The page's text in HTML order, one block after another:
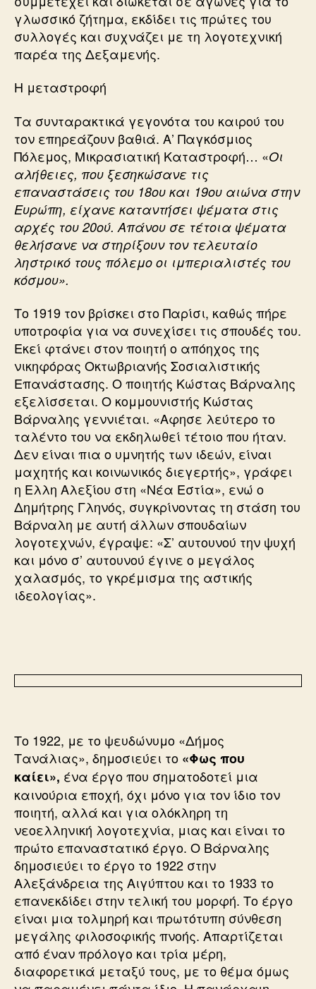
γλωσσικό ζήτημα, εκδίδει τις πρώτες του
συλλογές και συχνάζει με τη λογοτεχνική
παρέα της Δεξαμενής.
Η μεταστροφή
Τα συνταρακτικά γεγονότα του καιρού του
τον επηρεάζουν βαθιά. Α’ Παγκόσμιος
Πόλεμος, Μικρασιατική Καταστροφή… «Οι
αλήθειες, που ξεσηκώσανε τις
επαναστάσεις του 18ου και 19ου αιώνα στην
Ευρώπη, είχανε καταντήσει ψέματα στις
αρχές του 20ού. Απάνου σε τέτοια ψέματα
θελήσανε να στηρίξουν τον τελευταίο
ληστρικό τους πόλεμο οι ιμπεριαλιστές του
κόσμου».
Το 1919 τον βρίσκει στο Παρίσι, καθώς πήρε
υποτροφία για να συνεχίσει τις σπουδές του.
Εκεί φτάνει στον ποιητή ο απόηχος της
νικηφόρας Οκτωβριανής Σοσιαλιστικής
Επανάστασης. Ο ποιητής Κώστας Βάρναλης
εξελίσσεται. Ο κομμουνιστής Κώστας
Βάρναλης γεννιέται. «Αφησε λεύτερο το
ταλέντο του να εκδηλωθεί τέτοιο που ήταν.
Δεν είναι πια ο υμνητής των ιδεών, είναι
μαχητής και κοινωνικός διεγερτής», γράφει
η Ελλη Αλεξίου στη «Νέα Εστία», ενώ ο
Δημήτρης Γληνός, συγκρίνοντας τη στάση του
Βάρναλη με αυτή άλλων σπουδαίων
λογοτεχνών, έγραψε: «Σ’ αυτουνού την ψυχή
και μόνο σ’ αυτουνού έγινε ο μεγάλος
χαλασμός, το γκρέμισμα της αστικής
ιδεολογίας».
Το 1922, με το ψευδώνυμο «Δήμος
Τανάλιας», δημοσιεύει το «Φως που
καίει», ένα έργο που σηματοδοτεί μια
καινούρια εποχή, όχι μόνο για τον ίδιο τον
ποιητή, αλλά και για ολόκληρη τη
νεοελληνική λογοτεχνία, μιας και είναι το
πρώτο επαναστατικό έργο. Ο Βάρναλης
δημοσιεύει το έργο το 1922 στην
Αλεξάνδρεια της Αιγύπτου και το 1933 το
επανεκδίδει στην τελική του μορφή. Το έργο
είναι μια τολμηρή και πρωτότυπη σύνθεση
μεγάλης φιλοσοφικής πνοής. Απαρτίζεται
από έναν πρόλογο και τρία μέρη,
διαφορετικά μεταξύ τους, με το θέμα όμως